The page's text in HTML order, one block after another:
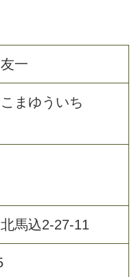
一
まゆういち
馬込2-27-11